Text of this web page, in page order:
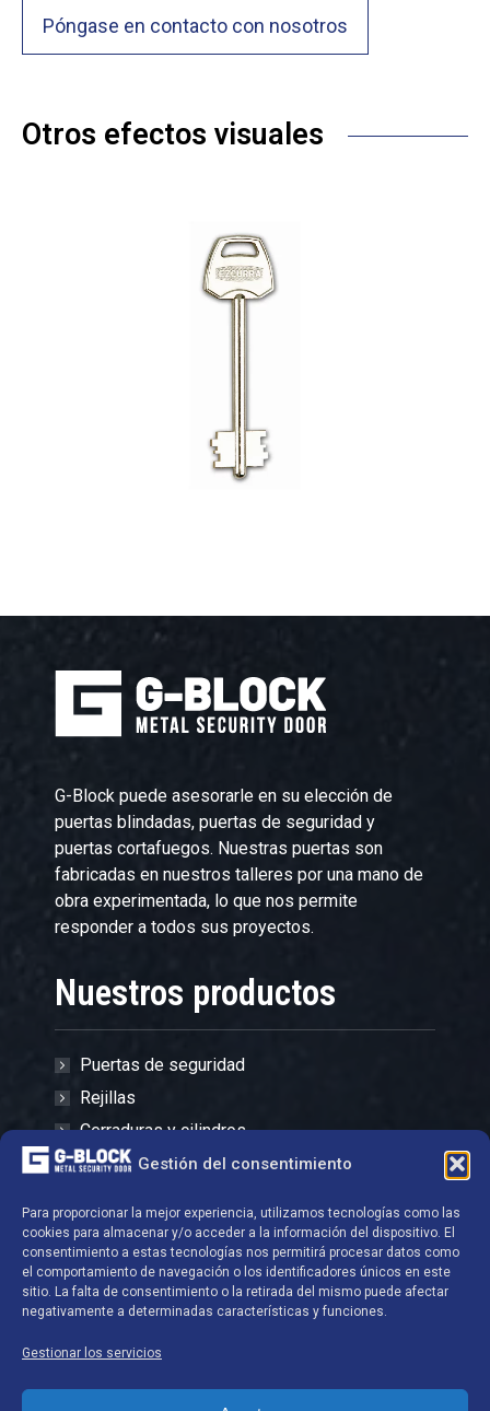
Gestión del consentimiento
Para proporcionar la mejor experiencia, utilizamos tecnologías como las
cookies para almacenar y/o acceder a la información del dispositivo. El
consentimiento a estas tecnologías nos permitirá procesar datos como
el comportamiento de navegación o los identificadores únicos en este
sitio. La falta de consentimiento o la retirada del mismo puede afectar
negativamente a determinadas características y funciones.
Gestionar los servicios
Póngase en contacto con nosotros
Otros efectos visuales
G-Block puede asesorarle en su elección de
puertas blindadas, puertas de seguridad y
puertas cortafuegos. Nuestras puertas son
fabricadas en nuestros talleres por una mano de
obra experimentada, lo que nos permite
responder a todos sus proyectos.
Nuestros productos
Puertas de seguridad
Rejillas
Cerraduras y cilindros
Hardware
Datos de contacto